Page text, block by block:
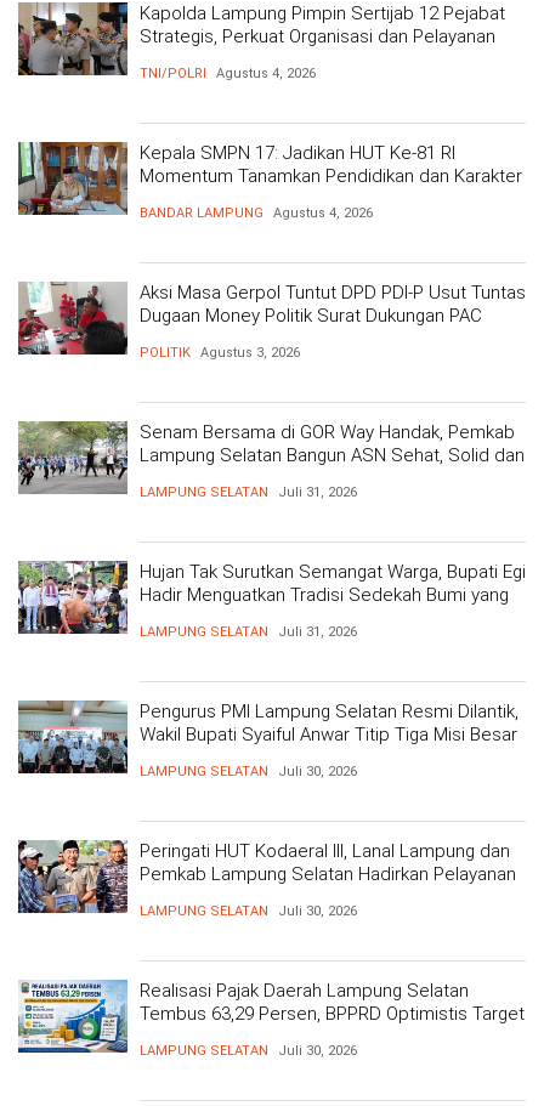
Kapolda Lampung Pimpin Sertijab 12 Pejabat
Strategis, Perkuat Organisasi dan Pelayanan
TNI/POLRI Agustus 4, 2026
Kepala SMPN 17: Jadikan HUT Ke-81 RI
Momentum Tanamkan Pendidikan dan Karakter
BANDAR LAMPUNG Agustus 4, 2026
Aksi Masa Gerpol Tuntut DPD PDI-P Usut Tuntas
Dugaan Money Politik Surat Dukungan PAC
POLITIK Agustus 3, 2026
Senam Bersama di GOR Way Handak, Pemkab
Lampung Selatan Bangun ASN Sehat, Solid dan
LAMPUNG SELATAN Juli 31, 2026
Hujan Tak Surutkan Semangat Warga, Bupati Egi
Hadir Menguatkan Tradisi Sedekah Bumi yang
LAMPUNG SELATAN Juli 31, 2026
Pengurus PMI Lampung Selatan Resmi Dilantik,
Wakil Bupati Syaiful Anwar Titip Tiga Misi Besar
LAMPUNG SELATAN Juli 30, 2026
Peringati HUT Kodaeral III, Lanal Lampung dan
Pemkab Lampung Selatan Hadirkan Pelayanan
LAMPUNG SELATAN Juli 30, 2026
Realisasi Pajak Daerah Lampung Selatan
Tembus 63,29 Persen, BPPRD Optimistis Target
LAMPUNG SELATAN Juli 30, 2026